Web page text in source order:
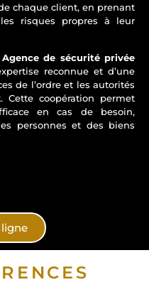
chaque client, en prenant
risques propres à leur
Agence de sécurité privée
reconnue et d’une
de l’ordre et les autorités
Cette coopération permet
en cas de besoin,
personnes et des biens
ligne